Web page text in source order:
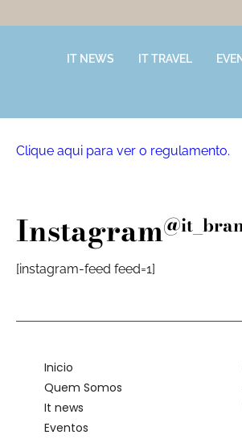
IT NEWS IT TRAVEL
Clique aqui para ver o regulamento.
Instagram
[instagram-feed feed=1]
Inicio
Quem Somos
It news
Eventos